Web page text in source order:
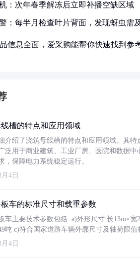
：次年春季解冻后立即补播空缺区域
：每半月检查叶片背面，发现蚜虫需
信息全面，爱采购能帮你快速找到
槽的特点和应用领域
介绍了浇筑母线槽的特点和应用领域。其
泛用于商业建筑、工业厂房、医院和数据
，保障电力系统稳定运行。
4日
板车的标准尺寸和载重参数
车主要技术参数包括: a)外形尺寸:长13m×
吨 c)符合国家道路车辆外廓尺寸及轴荷限值
4日